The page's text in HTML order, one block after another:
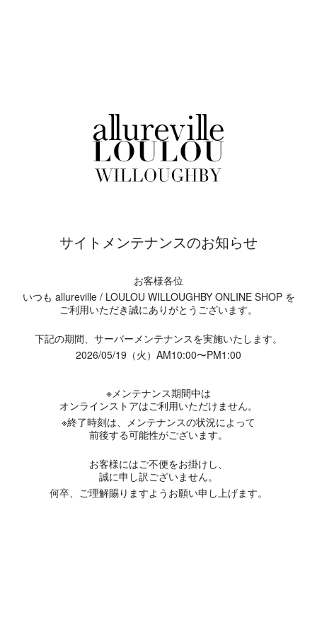
サイトメンテナンスのお知らせ
お客様各位
いつも allureville / LOULOU WILLOUGHBY ONLINE SHOP を
ご利用いただき誠にありがとうございます。
下記の期間、サーバーメンテナンスを実施いたします。
2026/05/19（火）AM10:00〜PM1:00
※メンテナンス期間中は
オンラインストアはご利用いただけません。
※終了時刻は、メンテナンスの状況によって
前後する可能性がございます。
お客様にはご不便をお掛けし、
誠に申し訳ございません。
何卒、ご理解賜りますようお願い申し上げます。